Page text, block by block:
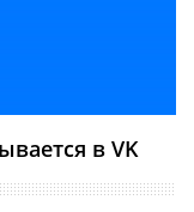
в VK